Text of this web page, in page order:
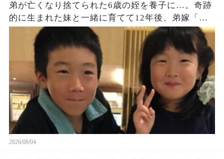
弟が亡くなり捨てられた6歳の姪を養子に…。奇跡
的に生まれた妹と一緒に育てて12年後、弟嫁「ず
っと会いたかったわ‼」「…誰この人？」→発狂す
る弟嫁に天罰がｗ
2026/08/04